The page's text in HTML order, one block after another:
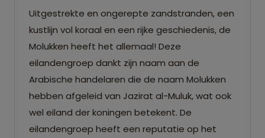
Uitgestrekte en ongerepte zandstranden, een
kustlijn vol koraal en een rijke geschiedenis, de
Molukken heeft het allemaal! Deze
eilandengroep dankt zijn naam aan de
Arabische handelaren die de naam Molukken
hebben afgeleid van Jazirat al-Muluk, wat ook
wel eiland der koningen betekent. De
eilandengroep heeft een reputatie op het